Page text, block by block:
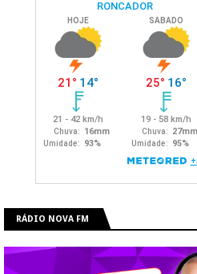
RÁDIO NOVA FM